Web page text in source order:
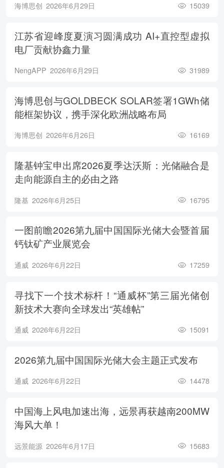
海博思创 2026年6月29日 15039
江苏省迎峰度夏演习圆满成功 AI+直控型虚拟
电厂贡献协鑫力量
NengAPP 2026年6月29日 31989
海博思创与GOLDBECK SOLAR签署1GWh储
能框架协议，携手深化欧洲战略布局
海博思创 2026年6月26日 16169
隆基钟宝申出席2026夏季达沃斯：光储融合是
走向能源自主的必由之路
隆基 2026年6月25日 16795
一图前瞻2026第九届中国国际光储大会暨首届
钙钛矿产业展览会
通威 2026年6月22日 17259
寻找下一个技术标杆！“通威杯”第三届光储创
新技术大赛向全球发出“英雄帖”
通威 2026年6月22日 15091
2026第九届中国国际光储大会主题正式发布
通威 2026年6月22日 14478
中国海上风电加速出海，远景再获越南200MW
海风大单！
远景能源 2026年6月17日 15683